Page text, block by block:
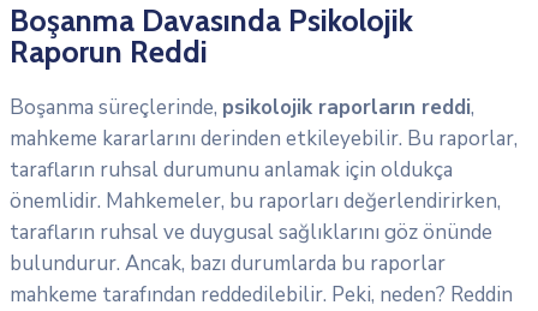
Boşanma Davasında Psikolojik
Raporun Reddi
Boşanma süreçlerinde, psikolojik raporların reddi,
mahkeme kararlarını derinden etkileyebilir. Bu raporlar,
tarafların ruhsal durumunu anlamak için oldukça
önemlidir. Mahkemeler, bu raporları değerlendirirken,
tarafların ruhsal ve duygusal sağlıklarını göz önünde
bulundurur. Ancak, bazı durumlarda bu raporlar
mahkeme tarafından reddedilebilir. Peki, neden? Reddin